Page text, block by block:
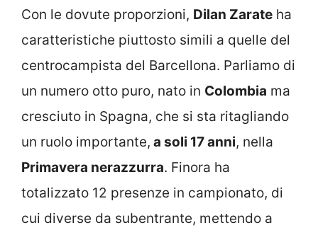
Con le dovute proporzioni, Dilan Zarate ha
caratteristiche piuttosto simili a quelle del
centrocampista del Barcellona. Parliamo di
un numero otto puro, nato in Colombia ma
cresciuto in Spagna, che si sta ritagliando
un ruolo importante, a soli 17 anni, nella
Primavera nerazzurra. Finora ha
totalizzato 12 presenze in campionato, di
cui diverse da subentrante, mettendo a